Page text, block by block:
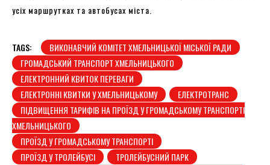
усіх маршрутках та автобусах міста.
TAGS:
ВИКОНАВЧИЙ КОМІТЕТ ХМЕЛЬНИЦЬКОЇ МІСЬКОЇ РАДИ
ГРОМАДСЬКИЙ ТРАНСПОРТ ХМЕЛЬНИЦЬКОГО
ЕЛЕКТРОННИЙ КВИТОК ПЕРЕВАГИ
ЕЛЕКТРОННІ КВИТКИ У ХМЕЛЬНИЦЬКОМУ
ЕЛЕКТРОТРАНС
ПІДВИЩЕННЯ ТАРИФІВ НА ПРОЇЗД У ГРОМАДСЬКОМУ ТРАНСПОРТІ
ХМЕЛЬНИЦЬКОГО
ПРОЇЗД У ГРОМАДСЬКОМУ ТРАНСПОРТІ
ПРОЇЗД У ТРОЛЕЙБУСІ
ТРОЛЕЙБУСНИЙ ПАРК